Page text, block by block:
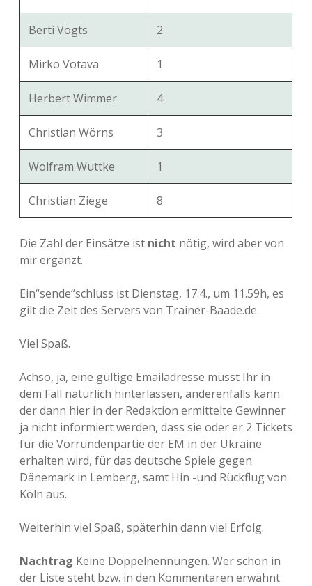
Berti Vogts 2
Mirko Votava 1
Herbert Wimmer 4
Christian Wörns 3
Wolfram Wuttke 1
Christian Ziege 8
Die Zahl der Einsätze ist nicht nötig, wird aber von
mir ergänzt.
Ein“sende“schluss ist Dienstag, 17.4., um 11.59h, es
gilt die Zeit des Servers von Trainer-Baade.de.
Viel Spaß.
Achso, ja, eine gültige Emailadresse müsst Ihr in
dem Fall natürlich hinterlassen, anderenfalls kann
der dann hier in der Redaktion ermittelte Gewinner
ja nicht informiert werden, dass sie oder er 2 Tickets
für die Vorrundenpartie der EM in der Ukraine
erhalten wird, für das deutsche Spiele gegen
Dänemark in Lemberg, samt Hin -und Rückflug von
Köln aus.
Weiterhin viel Spaß, späterhin dann viel Erfolg.
Nachtrag Keine Doppelnennungen. Wer schon in
der Liste steht bzw. in den Kommentaren erwähnt